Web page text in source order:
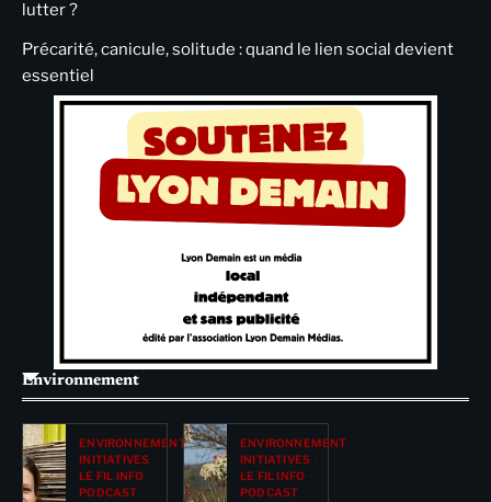
lutter ?
Précarité, canicule, solitude : quand le lien social devient
essentiel
Environnement
ENVIRONNEMENT
INITIATIVES
LE FIL INFO
PODCAST
ENVIRONNEMENT
INITIATIVES
LE FIL INFO
PODCAST